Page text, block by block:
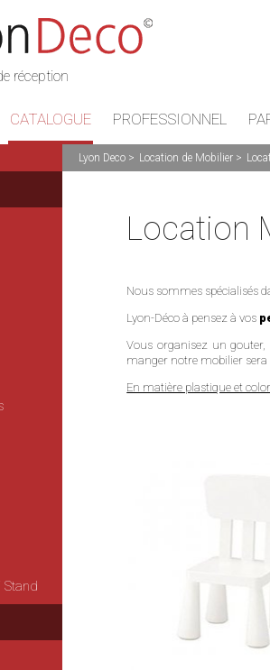
réception
CATALOGUE PROFESSIONNEL
Lyon Deco Location de Mobilier
Stand
Location
Nous sommes spécialisés
Lyon-Déco à pensez à vos
Vous organisez un
manger notre mobilier sera
En matière plastique et